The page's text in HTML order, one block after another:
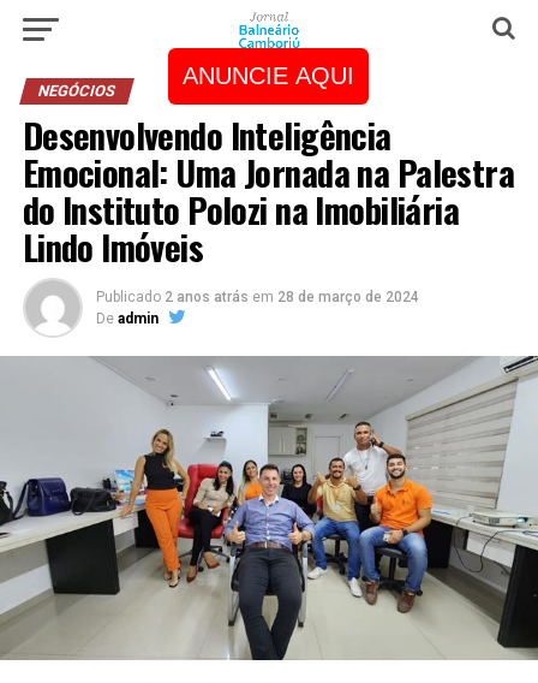
ANUNCIE AQUI
NEGÓCIOS
Desenvolvendo Inteligência
Emocional: Uma Jornada na Palestra
do Instituto Polozi na Imobiliária
Lindo Imóveis
Publicado 2 anos atrás em 28 de março de 2024
De admin